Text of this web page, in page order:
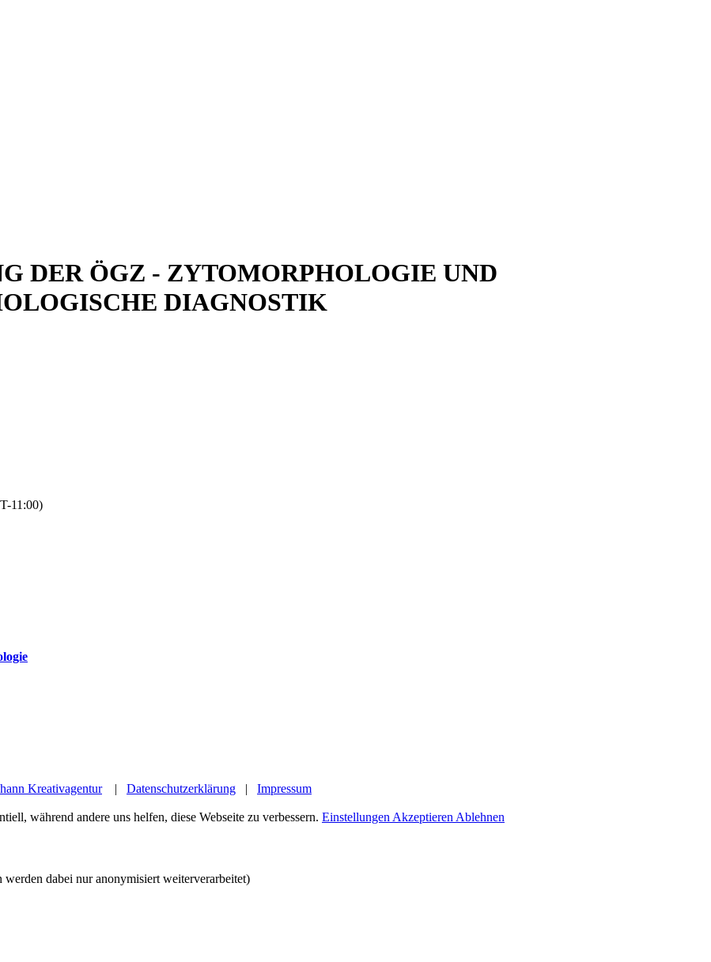
DER ÖGZ - ZYTOMORPHOLOGIE UND
DIAGNOSTIK
11:00)
Kreativagentur| Datenschutzerklärung | Impressum
während andere uns helfen, diese Webseite zu verbessern. Einstellungen Akzeptieren Ablehnen
dabei nur anonymisiert weiterverarbeitet)